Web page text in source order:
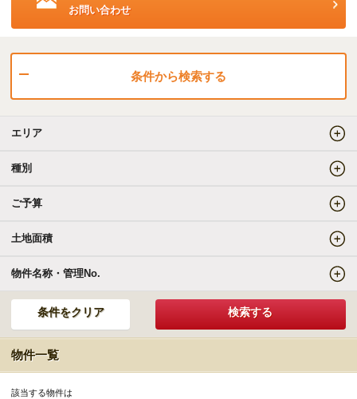
お問い合わせ
条件から検索する
エリア
種別
ご予算
土地面積
物件名称・管理No.
物件一覧
該当する物件は
査定をしてほしい
売却方法等について相談したい
仲介でのご売却とは
リゾートSTYLE
リゾートに関する様々なお役立ち情報をお届け